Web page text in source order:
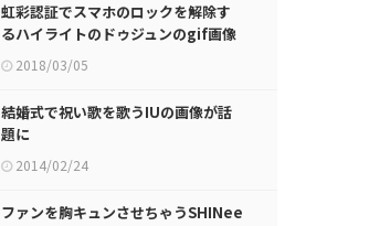
虹彩認証でスマホのロックを解除す
るハイライトのドゥジュンのgif画像
が話題に
2018/03/05
結婚式で祝い歌を歌うIUの画像が話
題に
2014/02/24
ファンを胸キュンさせちゃうSHINee